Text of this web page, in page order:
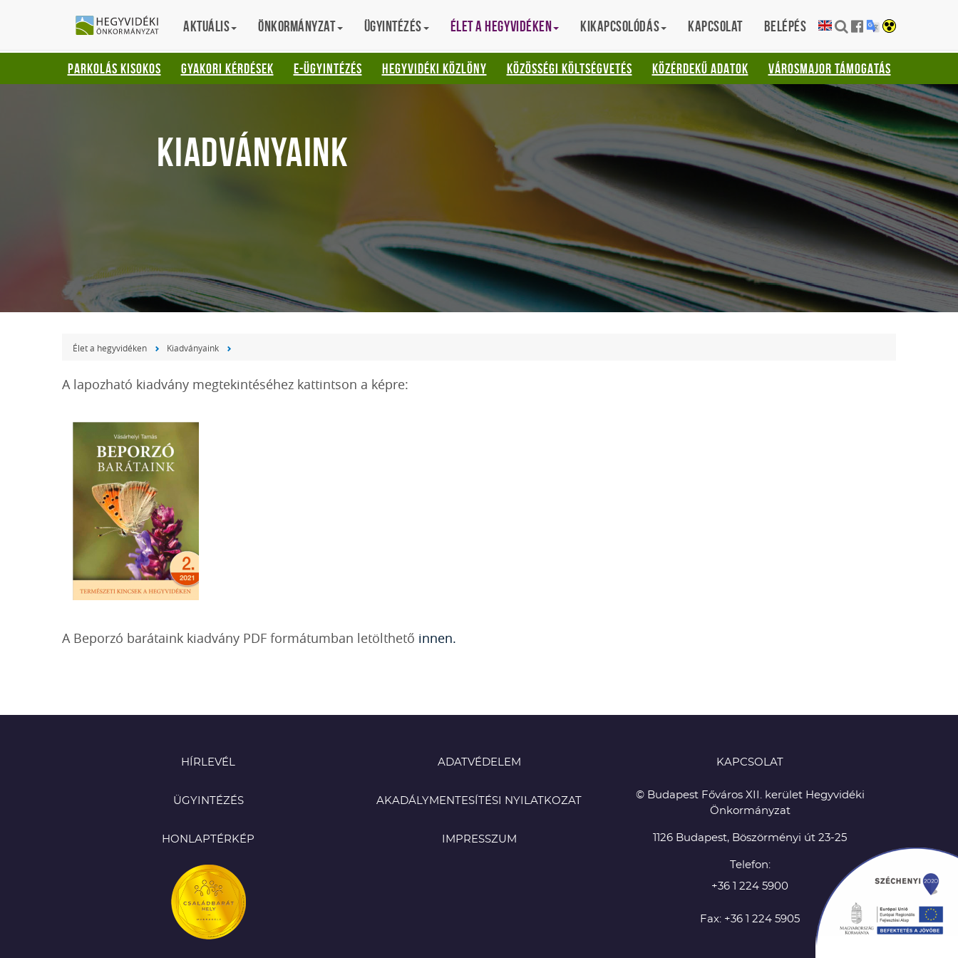
HEGYVIDÉKI
ÖNKORMÁNYZAT
Aktuális Önkormányzat Ügyintézés Élet a hegyvidéken Kikapcsolódás Kapcsolat Belépés
English Translation
PARKOLÁS KISOKOS GYAKORI KÉRDÉSEK E-ÜGYINTÉZÉS HEGYVIDÉKI KÖZLÖNY KÖZÖSSÉGI KÖLTSÉGVETÉS KÖZÉRDEKŰ ADATOK VÁROSMAJOR TÁMOGATÁS
KIADVÁNYAINK
Élet a hegyvidéken Kiadványaink
A lapozható kiadvány megtekintéséhez kattintson a képre:
A Beporzó barátaink kiadvány PDF formátumban letölthető innen.
HÍRLEVÉL
ÜGYINTÉZÉS
HONLAPTÉRKÉP
ADATVÉDELEM
AKADÁLYMENTESÍTÉSI NYILATKOZAT
IMPRESSZUM
KAPCSOLAT
© Budapest Főváros XII. kerület Hegyvidéki
Önkormányzat
1126 Budapest, Böszörményi út 23-25
Telefon:
+36 1 224 5900
Fax: +36 1 224 5905